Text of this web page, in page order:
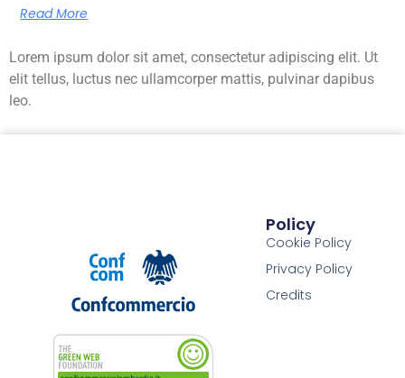
Read More
Lorem ipsum dolor sit amet, consectetur adipiscing elit. Ut
elit tellus, luctus nec ullamcorper mattis, pulvinar dapibus
leo.
Policy
Cookie Policy
Privacy Policy
Credits